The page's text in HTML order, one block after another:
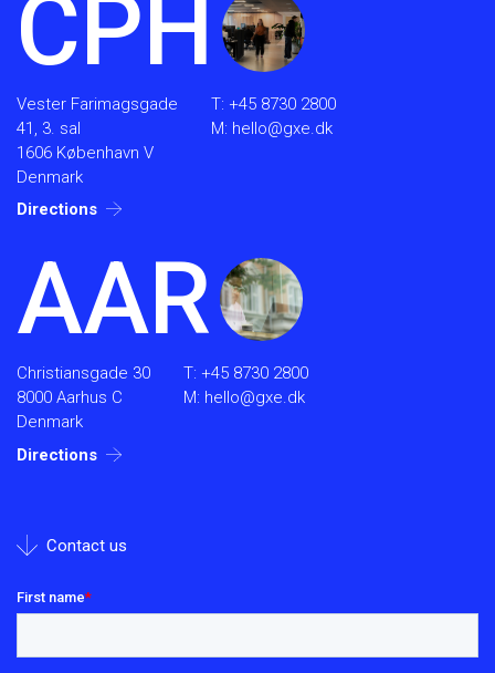
CPH
Vester Farimagsgade
41, 3. sal
1606 København V
Denmark
Directions
T: +45 8730 2800
M: hello@gxe.dk
AAR
Christiansgade 30
8000 Aarhus C
Denmark
Directions
T: +45 8730 2800
M: hello@gxe.dk
Contact us